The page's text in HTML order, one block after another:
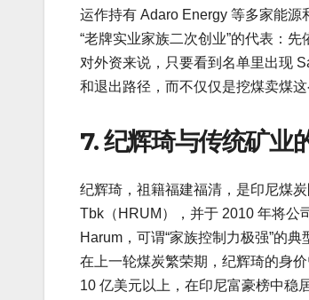
运作持有 Adaro Energy 等多家能源
“老牌实业家族二次创业”的代表：
对外资来说，只要看到名单里出现
和退出路径，而不仅仅是挖煤卖煤这
7. 纪辉琦与传统矿业
纪辉琦，祖籍福建福清，是印尼煤
Tbk（HRUM），并于 2010 年将公
Harum，可谓“家族控制力极强”的典
在上一轮煤炭繁荣期，纪辉琦的身
10 亿美元以上，在印尼富豪榜中稳